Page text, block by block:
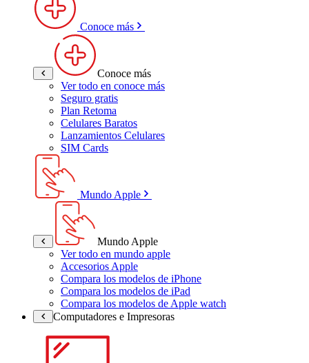
Conoce más
Conoce más
Ver todo en conoce más
Seguro gratis
Plan Retoma
Celulares Baratos
Lanzamientos Celulares
SIM Cards
Mundo Apple
Mundo Apple
Ver todo en mundo apple
Accesorios Apple
Compara los modelos de iPhone
Compara los modelos de iPad
Compara los modelos de Apple watch
Computadores e Impresoras